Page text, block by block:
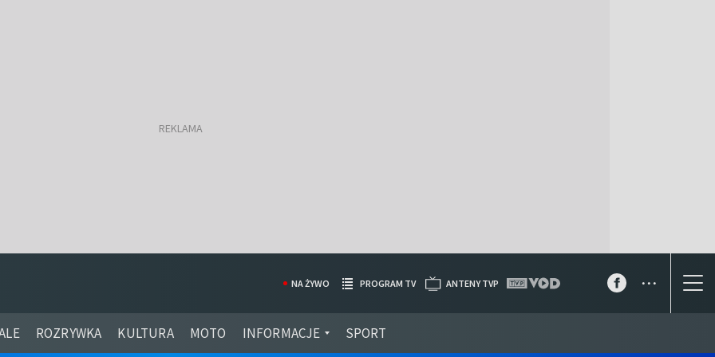
ROZRYWKA KULTURA MOTO INFORMACJE SPORT
NA ŻYWO PROGRAM TV ANTENY TVP ...